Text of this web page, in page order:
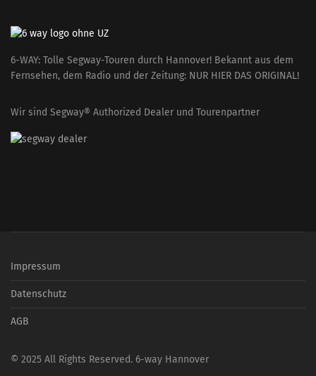
6-WAY: Tolle Segway-Touren durch Hannover! Bekannt aus dem
Fernsehen, dem Radio und der Zeitung: NUR HIER DAS ORIGINAL!
Wir sind Segway® Authorized Dealer und Tourenpartner
Impressum
Datenschutz
AGB
© 2025 All Rights Reserved. 6-way Hannover